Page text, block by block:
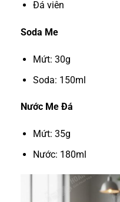
Đá viên
Soda Me
Mứt: 30g
Soda: 150ml
Nước Me Đá
Mứt: 35g
Nước: 180ml